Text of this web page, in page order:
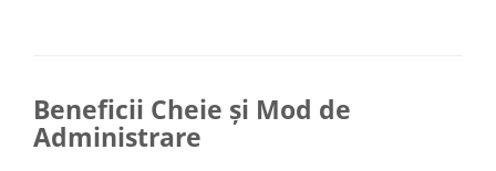
Beneficii Cheie și Mod de
Administrare